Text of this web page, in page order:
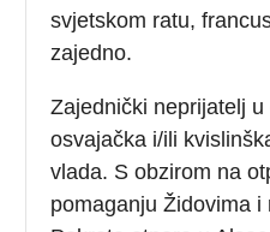
svjetskom ratu,
zajedno.
Zajednički neprijatelj
osvajačka i/ili
vlada. S obzirom na
pomaganju Židovima i